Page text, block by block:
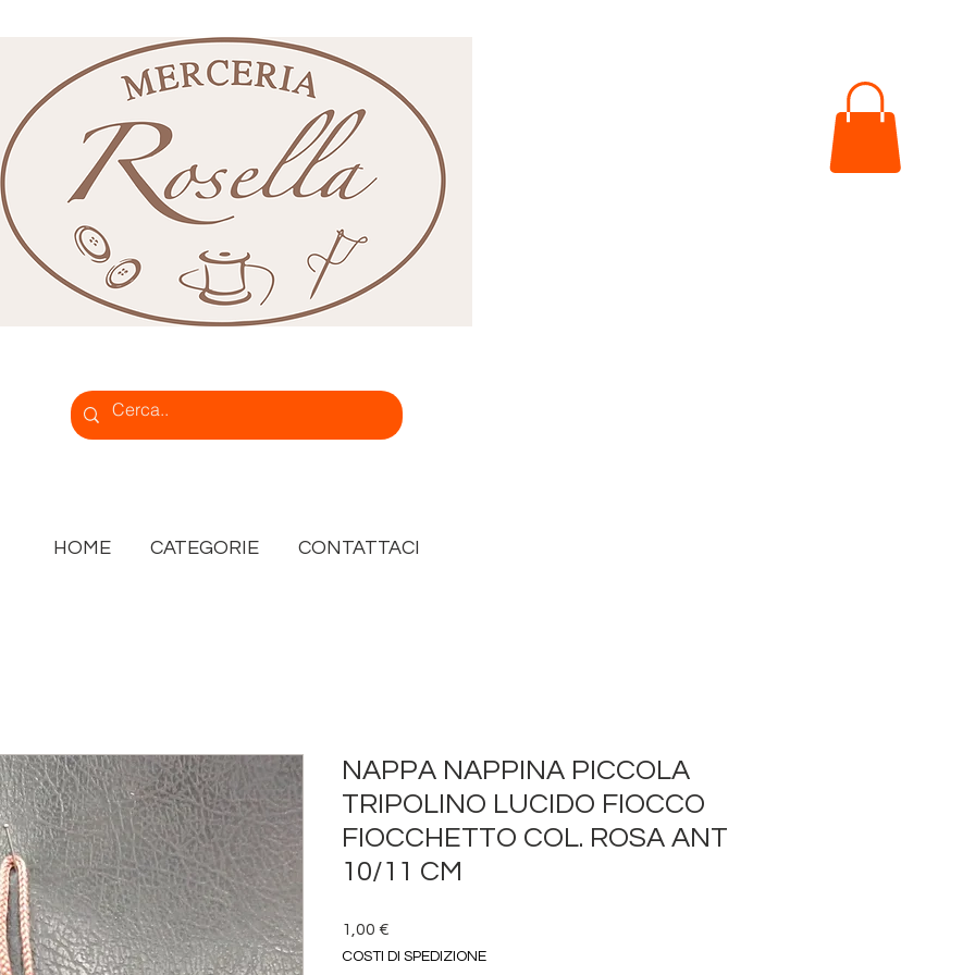
HOME CATEGORIE CONTATTACI
NAPPA NAPPINA PICCOLA
TRIPOLINO LUCIDO FIOCCO
FIOCCHETTO COL. ROSA ANT
10/11 CM
1,00 €
COSTI DI SPEDIZIONE